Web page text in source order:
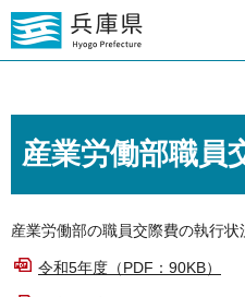
産業労働部職員
産業労働部の職員交際費の執行状
令和5年度（PDF：90KB）